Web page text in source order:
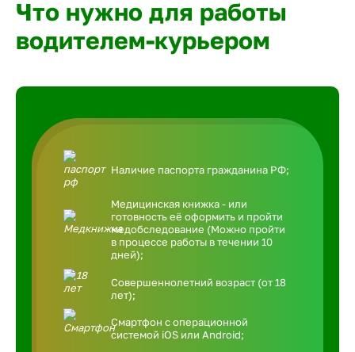
Что нужно для работы
водителем-курьером
Наличие паспорта гражданина РФ;
Медицинская книжка - или
готовность её оформить и пройти
медобследование (Можно пройти
в процессе работы в течении 10
дней);
Совершеннолетний возраст (от 18
лет);
Смартфон с операционной
системой iOS или Android;